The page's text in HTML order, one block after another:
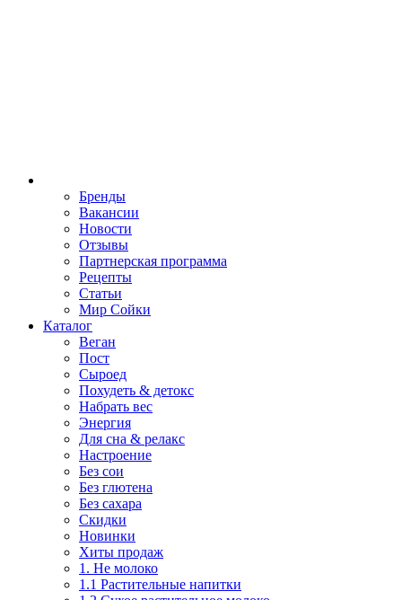
Бренды
Вакансии
Новости
Отзывы
Партнерская программа
Рецепты
Статьи
Мир Сойки
Каталог
Веган
Пост
Сыроед
Похудеть & детокс
Набрать вес
Энергия
Для сна & релакс
Настроение
Без сои
Без глютена
Без сахара
Скидки
Новинки
Хиты продаж
1. Не молоко
1.1 Растительные напитки